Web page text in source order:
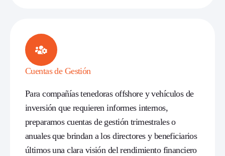
Cuentas de Gestión
Para compañías tenedoras offshore y vehículos de
inversión que requieren informes internos,
preparamos cuentas de gestión trimestrales o
anuales que brindan a los directores y beneficiarios
últimos una clara visión del rendimiento financiero